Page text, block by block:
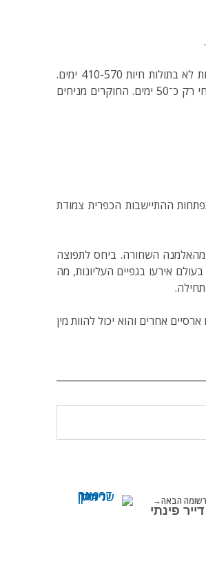
תוחלת החיים של העכבישים מושפעת מגורמים רבים אבל אם נתעלם מסכנות הטריפה, רעב, טפילים ומחלות, נראה שהמין הזה מאריך חיים. נמצא שנקבות לא בתולות חיות 410-570 ימים.
לעומתן נקבות שלא הזדווגו מעולם חיו הרבה פחות, רק 243-349 ימים. הזכרים מאריכים חיים הרבה פחות וזכר מזווג חי כ־70 ימים בהשוואה לזכר בתול החי רק כ־50 ימים. החוקרים מניחים
ההתיישבות הכפרית צמודת
מהאלמנה השחורה. ביחס לתפוצה
אירעו בגפיים העליונות, מה
אחרים והוא יכול להוות מין
רשומה הבאה
פינתי